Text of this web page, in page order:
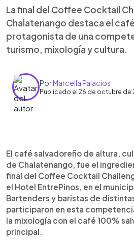
La final del Coffee Cocktail
Chalatenango destaca el
protagonista de una
turismo, mixología y cultura.
PorMarcella Palacios
Publicado el 26 de octubre de
► Escuchar artículo
El Coffee Cocktail Challenge
gran final en el Hotel
reuniendo a siete duplas de
que crearon cocteles con
salvadoreño, cultivado en La
y Marcela Córdoba
una propuesta inspirada en el
desde la mica hasta la casa.
respaldado por marcas
El café salvadoreño de altura,
de Chalatenango, fue el
final del Coffee Cocktail
el Hotel EntrePinos, en el
Bartenders y baristas de
participaron en esta
la mixología con el café 100%
principal.